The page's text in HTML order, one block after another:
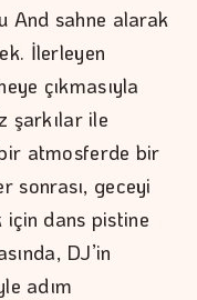
And sahne alarak
İlerleyen
çıkmasıyla
şarkılar ile
atmosferde bir
sonrası, geceyi
dans pistine
DJ’in
adım